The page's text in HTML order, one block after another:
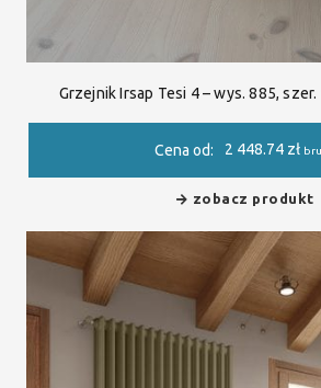
Grzejnik Irsap Tesi 4 – wys. 885,
Cena od: 2 448.74 zł
zobacz produkt